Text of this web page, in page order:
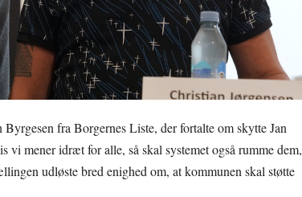
fra Borgernes Liste, der fortalte om skytte Jan
vi mener idræt for alle, så skal systemet også rumme dem,
udløste bred enighed om, at kommunen skal støtte